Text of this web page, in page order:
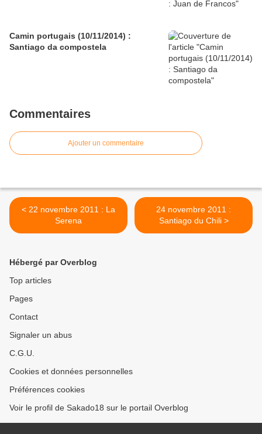
Camin portugais (10/11/2014) :
Santiago da compostela
Commentaires
Ajouter un commentaire
< 22 novembre 2011 : La
Serena
24 novembre 2011 :
Santiago du Chili >
Hébergé par Overblog
Top articles
Pages
Contact
Signaler un abus
C.G.U.
Cookies et données personnelles
Préférences cookies
Voir le profil de Sakado18 sur le portail Overblog